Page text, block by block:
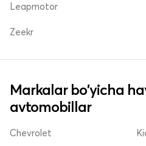
Leapmotor
Zeekr
Markalar bo'yicha
avtomobillar
Chevrolet